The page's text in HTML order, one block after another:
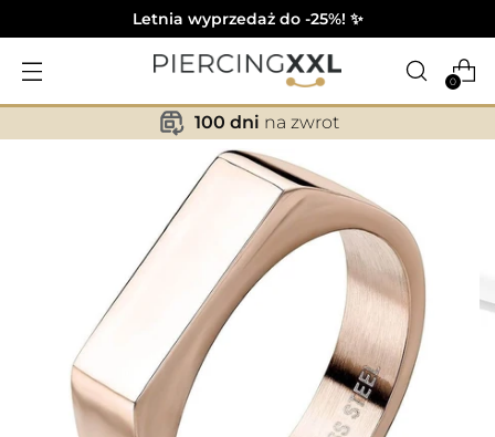
Letnia wyprzedaż do -25%! ✨
0
✕
100 dni na zwrot